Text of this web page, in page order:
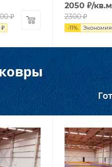
₽
₽
2050₽/кв.м
2300₽
-11% Экономия